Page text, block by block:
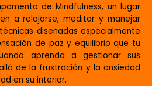
de Mindfulness, un lugar
a relajarse, meditar y manejar
diseñadas especialmente
de paz y equilibrio que tu
aprenda a gestionar sus
de la frustración y la ansiedad
en su interior.